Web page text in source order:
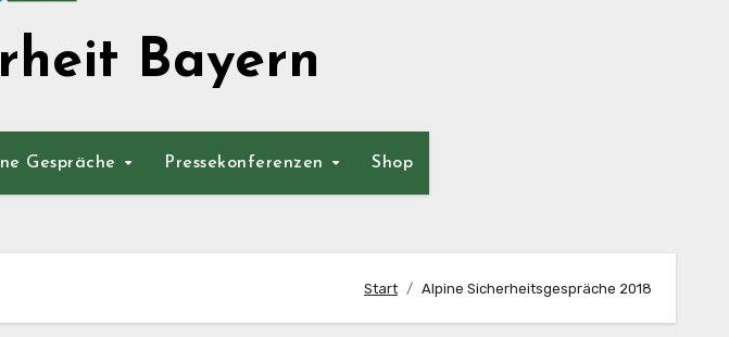
Bayern
Gespräche Pressekonferenzen Shop
Start Alpine Sicherheitsgespräche 2018